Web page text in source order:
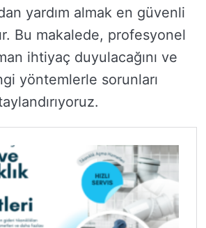
yardım almak en güvenli
Bu makalede, profesyonel
ihtiyaç duyulacağını ve
yöntemlerle sorunları